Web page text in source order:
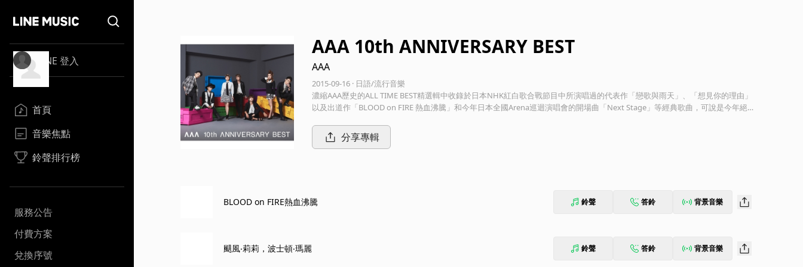
LINE 登入
首頁
音樂焦點
鈴聲排行榜
服務公告
付費方案
兌換序號
AAA 10th ANNIVERSARY BEST
AAA
2015-09-16 · 日語/流行音樂
濃縮AAA歷史的ALL TIME BEST精選輯中收錄於日本NHK紅白歌合戰節目中所演唱過的代表作「戀歌與雨天」、「想見你的理由」
以及出道作「BLOOD on FIRE 熱血沸騰」和今年日本全國Arena巡迴演唱會的開場曲「Next Stage」等經典歌曲，可說是今年絕不
分享專輯
BLOOD on FIRE熱血沸騰 鈴聲 答鈴 背景音樂
颶風‧莉莉，波士頓‧瑪麗 鈴聲 答鈴 背景音樂